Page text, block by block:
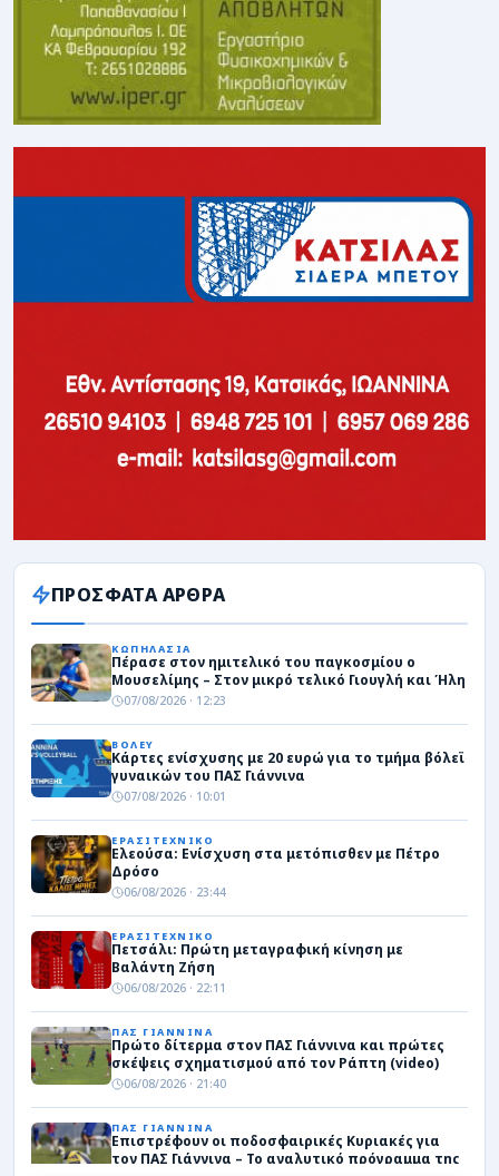
ΠΡΟΣΦΑΤΑ ΑΡΘΡΑ
ΚΩΠΗΛΑΣΙΑ
Πέρασε στον ημιτελικό του παγκοσμίου ο
Μουσελίμης – Στον μικρό τελικό Γιουγλή και Ήλη
07/08/2026 · 12:23
ΒΟΛΕΥ
Κάρτες ενίσχυσης με 20 ευρώ για το τμήμα βόλεϊ
γυναικών του ΠΑΣ Γιάννινα
07/08/2026 · 10:01
ΕΡΑΣΙΤΕΧΝΙΚΟ
Ελεούσα: Ενίσχυση στα μετόπισθεν με Πέτρο
Δρόσο
06/08/2026 · 23:44
ΕΡΑΣΙΤΕΧΝΙΚΟ
Πετσάλι: Πρώτη μεταγραφική κίνηση με
Βαλάντη Ζήση
06/08/2026 · 22:11
ΠΑΣ ΓΙΑΝΝΙΝΑ
Πρώτο δίτερμα στον ΠΑΣ Γιάννινα και πρώτες
σκέψεις σχηματισμού από τον Ράπτη (video)
06/08/2026 · 21:40
ΠΑΣ ΓΙΑΝΝΙΝΑ
Επιστρέφουν οι ποδοσφαιρικές Κυριακές για
τον ΠΑΣ Γιάννινα – Το αναλυτικό πρόγραμμα της